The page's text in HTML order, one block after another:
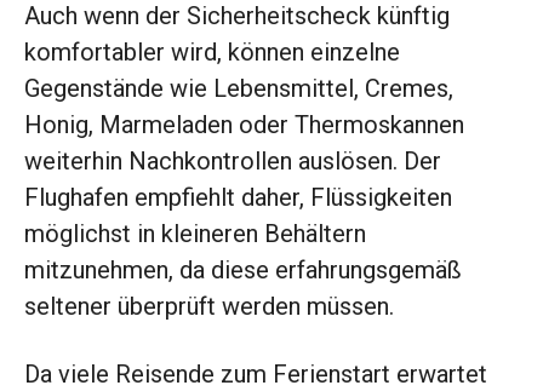
Auch wenn der Sicherheitscheck künftig
komfortabler wird, können einzelne
Gegenstände wie Lebensmittel, Cremes,
Honig, Marmeladen oder Thermoskannen
weiterhin Nachkontrollen auslösen. Der
Flughafen empfiehlt daher, Flüssigkeiten
möglichst in kleineren Behältern
mitzunehmen, da diese erfahrungsgemäß
seltener überprüft werden müssen.
Da viele Reisende zum Ferienstart erwartet